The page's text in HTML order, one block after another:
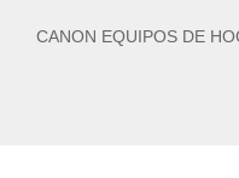
CANON EQUIPOS DE